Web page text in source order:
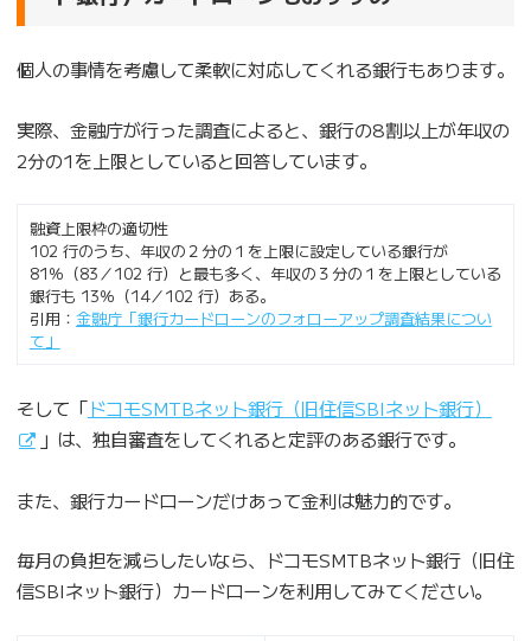
個人の事情を考慮して柔軟に対応してくれる銀行もあります。
実際、金融庁が行った調査によると、銀行の8割以上が年収の
2分の1を上限としていると回答しています。
融資上限枠の適切性
102 行のうち、年収の２分の１を上限に設定している銀行が
81％（83／102 行）と最も多く、年収の３分の１を上限としている
銀行も 13％（14／102 行）ある。
引用： 金融庁「銀行カードローンのフォローアップ調査結果につい
て」
そして「ドコモSMTBネット銀行（旧住信SBIネット銀行）
」は、独自審査をしてくれると定評のある銀行です。
また、銀行カードローンだけあって金利は魅力的です。
毎月の負担を減らしたいなら、ドコモSMTBネット銀行（旧住
信SBIネット銀行）カードローンを利用してみてください。